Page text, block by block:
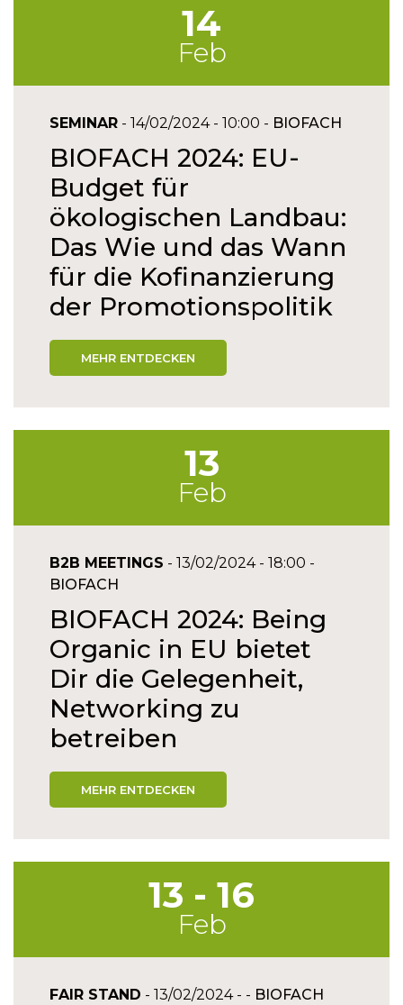
14
Feb
SEMINAR - 14/02/2024 - 10:00 - BIOFACH
BIOFACH 2024: EU-
Budget für
ökologischen Landbau:
Das Wie und das Wann
für die Kofinanzierung
der Promotionspolitik
MEHR ENTDECKEN
13
Feb
B2B MEETINGS - 13/02/2024 - 18:00 -
BIOFACH
BIOFACH 2024: Being
Organic in EU bietet
Dir die Gelegenheit,
Networking zu
betreiben
MEHR ENTDECKEN
13 - 16
Feb
FAIR STAND - 13/02/2024 - - BIOFACH